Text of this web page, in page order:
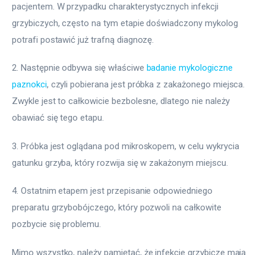
pacjentem. W przypadku charakterystycznych infekcji
grzybiczych, często na tym etapie doświadczony mykolog
potrafi postawić już trafną diagnozę.
2. Następnie odbywa się właściwe badanie mykologiczne
paznokci, czyli pobierana jest próbka z zakażonego miejsca.
Zwykle jest to całkowicie bezbolesne, dlatego nie należy
obawiać się tego etapu.
3. Próbka jest oglądana pod mikroskopem, w celu wykrycia
gatunku grzyba, który rozwija się w zakażonym miejscu.
4. Ostatnim etapem jest przepisanie odpowiedniego
preparatu grzybobójczego, który pozwoli na całkowite
pozbycie się problemu.
Mimo wszystko, należy pamiętać, że infekcje grzybicze mają